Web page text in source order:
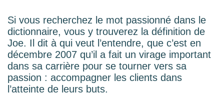
Si vous recherchez le mot passionné dans le
dictionnaire, vous y trouverez la définition de
Joe. Il dit à qui veut l’entendre, que c’est en
décembre 2007 qu’il a fait un virage important
dans sa carrière pour se tourner vers sa
passion : accompagner les clients dans
l’atteinte de leurs buts.